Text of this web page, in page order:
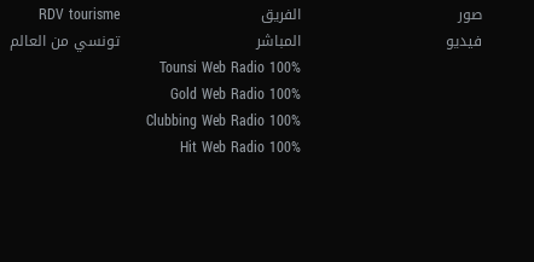
صور
فيديو
الفريق
المباشر
100% Tounsi Web Radio
100% Gold Web Radio
100% Clubbing Web Radio
100% Hit Web Radio
RDV tourisme
تونسي من العالم